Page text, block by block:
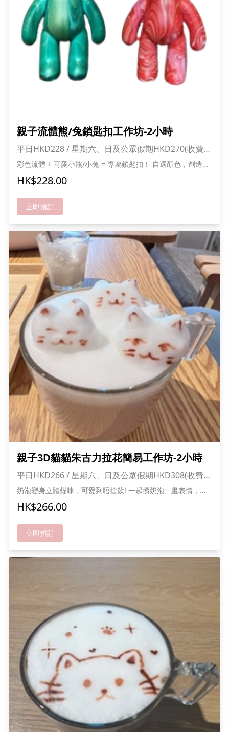
親子流體熊/兔鎖匙扣工作坊-2小時
平日HKD228 / 星期六、日及公眾假期HKD270(收費已
包1大1小入場費)
彩色流體 + 可愛小熊/小兔 = 專屬鎖匙扣！ 自選顏色，創造獨
一無二 親手製作，好玩又有成就感 *成功報名可獲送甜品及貓
貓零食一份,人數愈多折扣愈多
HK$228.00
立即預訂
親子3D貓貓朱古力拉花簡易工作坊-2小時
平日HKD266 / 星期六、日及公眾假期HKD308(收費已
包1大1小入場費)
奶泡變身立體貓咪，可愛到唔捨飲! 一起擠奶泡、畫表情，創
作專屬貓貓 趣味滿分、親子互動超溫馨 完成仲可以影相打
卡，超可愛！ 快D黎一齊打造杯中小貓咪，留低甜蜜回憶啦! *
HK$266.00
立即預訂